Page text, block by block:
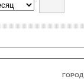
ГОРОД